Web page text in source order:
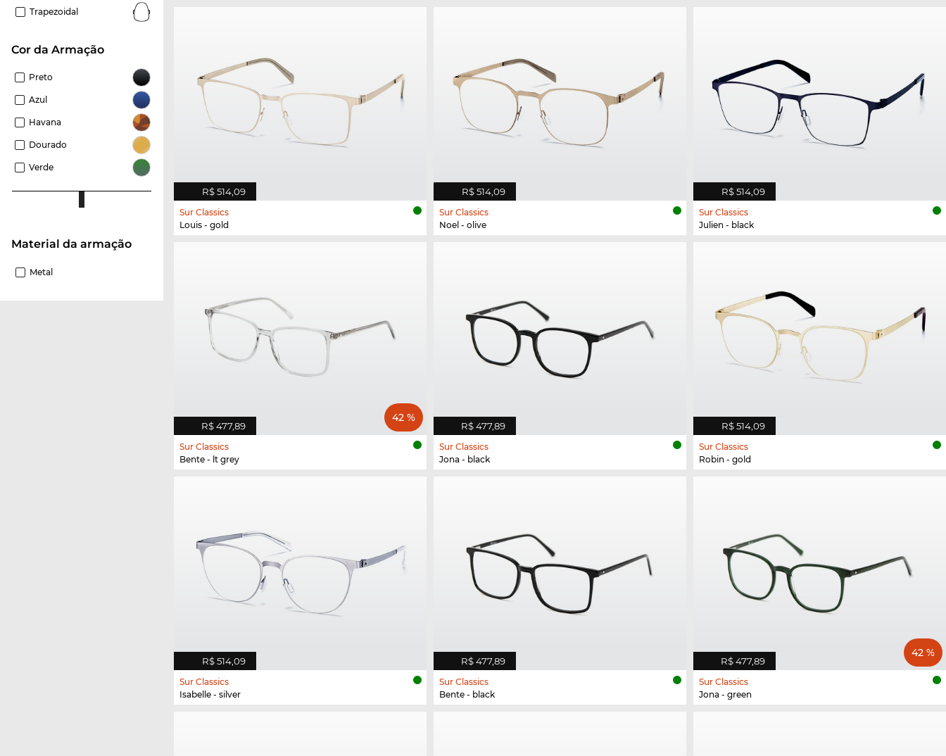
Trapezoidal
Cor da Armação
Preto
Azul
Havana
Dourado
Verde
material da armação
Metal
R$ 514,09
Sur Classics
Louis - gold
R$ 514,09
Sur Classics
Noel - olive
R$ 514,09
Sur Classics
Julien - black
R$ 477,89
42 %
Sur Classics
Bente - lt grey
R$ 477,89
Sur Classics
Jona - black
R$ 514,09
Sur Classics
Robin - gold
R$ 514,09
Sur Classics
Isabelle - silver
R$ 477,89
Sur Classics
Bente - black
R$ 477,89
42 %
Sur Classics
Jona - green